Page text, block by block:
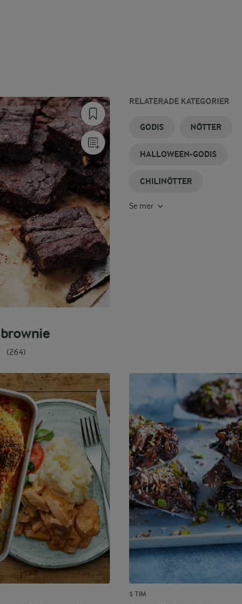
(264)
RELATERADE KATEGORIER
GODIS NÖTTER
HALLOWEEN-GODIS
CHILINÖTTER
AMERIKANSKT
GODIS
CHOKLADGODIS
LÖRDAGSGODIS
JULGODIS
NÖTKAKA
GAMMALDAGS
GODIS
Se mer
1 TIM